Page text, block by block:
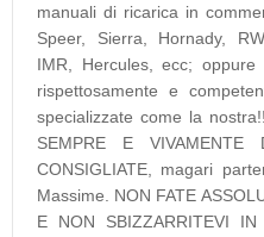
manuali di ricarica in
Speer, Sierra, Hornady,
IMR, Hercules, ecc;
rispettosamente e
specializzate come la
SEMPRE E VIVAMENTE
CONSIGLIATE, magari
Massime. NON FATE
E NON SBIZZARRITEVI IN